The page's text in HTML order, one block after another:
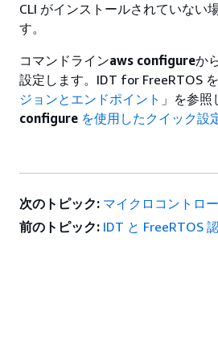
CLI がインストールされていない
す。
コマンドラインaws configureか
設定します。IDT for FreeRTOS
ジョンとエンドポイント 」を参照
configure を使用したクイック設
次のトピック: マイクロコントロ
前のトピック: IDT と FreeRTOS